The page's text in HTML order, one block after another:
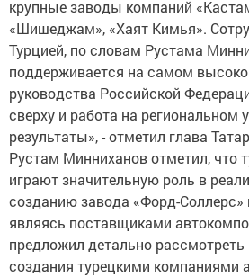
крупные заводы компаний
«Шишеджам», «Хаят Кимья».
Турцией, по словам Рустама
поддерживается на самом
руководства Российской
сверху и работа на региональном
результаты», - отметил глава
Рустам Минниханов отметил, что
играют значительную роль в
созданию завода «Форд-Соллерс»
являясь поставщиками
предложил детально
создания турецкими компаниями